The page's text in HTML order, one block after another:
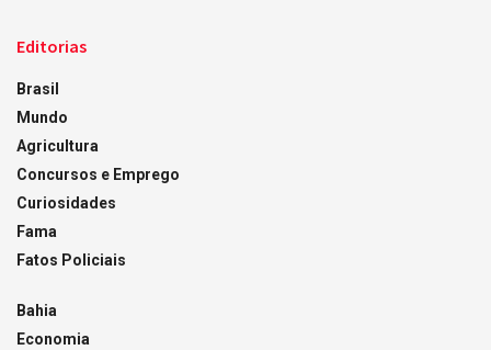
Editorias
Brasil
Mundo
Agricultura
Concursos e Emprego
Curiosidades
Fama
Fatos Policiais
Bahia
Economia